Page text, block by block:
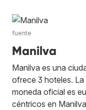
fuente
Manilva
Manilva es una
ofrece 3 hoteles.
moneda oficial es
céntricos en